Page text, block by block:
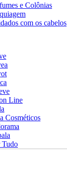
e Colônias
com os cabelos
Line
Cosméticos
Tudo